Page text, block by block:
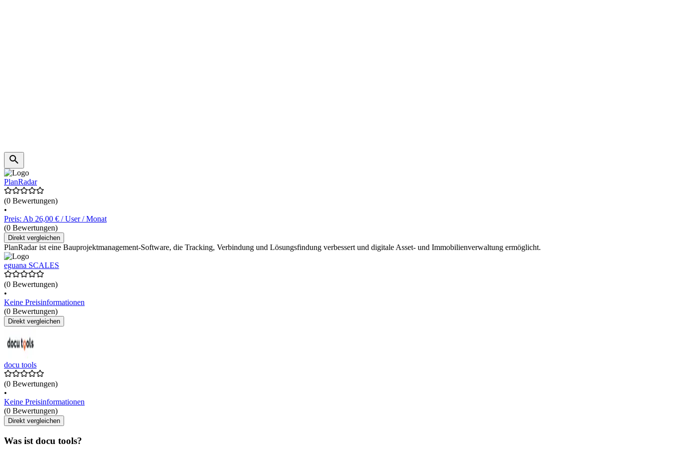
PlanRadar
(0 Bewertungen)
•
Preis: Ab 26,00 € / User / Monat
(0 Bewertungen)
Direkt vergleichen
PlanRadar ist eine Bauprojektmanagement-Software, die Tracking, Verbindung und Lösungsfindung verbessert und digitale Asset- und Immobilienverwaltung ermöglicht.
eguana SCALES
(0 Bewertungen)
•
Keine Preisinformationen
(0 Bewertungen)
Direkt vergleichen
docu tools
(0 Bewertungen)
•
Keine Preisinformationen
(0 Bewertungen)
Direkt vergleichen
Was ist docu tools?